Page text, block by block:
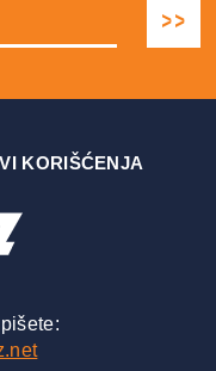
KORIŠĆENJA